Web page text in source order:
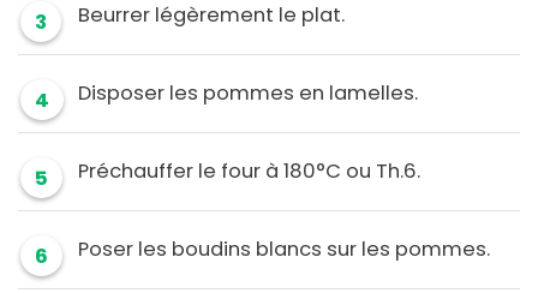
3 Beurrer légèrement le plat.
4 Disposer les pommes en lamelles.
5 Préchauffer le four à 180°C ou Th.6.
6 Poser les boudins blancs sur les pommes.